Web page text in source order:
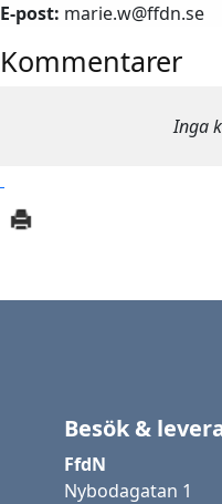
E-post: marie.w@ffdn.se
Kommentarer
Inga
Besök &
FfdN
Nybodagatan 1